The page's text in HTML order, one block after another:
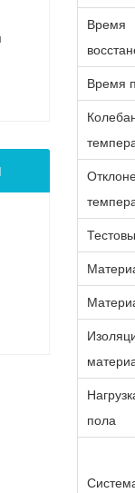
Время
Время
пола